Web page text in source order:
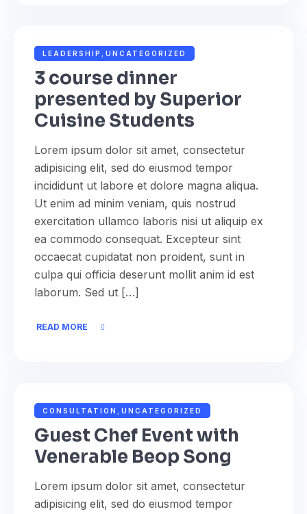
LEADERSHIP UNCATEGORIZED
NOVEMBER 14, 2022 ADMIN
3 course dinner
presented by Superior
Cuisine Students
Lorem ipsum dolor sit amet, consectetur
adipisicing elit, sed do eiusmod tempor
incididunt ut labore et dolore magna aliqua.
Ut enim ad minim veniam, quis nostrud
exercitation ullamco laboris nisi ut aliquip ex
ea commodo consequat. Excepteur sint
occaecat cupidatat non proident, sunt in
culpa qui officia deserunt mollit anim id est
laborum. Sed ut […]
READ MORE
CONSULTATION UNCATEGORIZED
NOVEMBER 12, 2022 ADMIN
Guest Chef Event with
Venerable Beop Song
Lorem ipsum dolor sit amet, consectetur
adipisicing elit, sed do eiusmod tempor